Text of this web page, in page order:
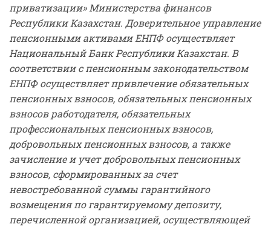
приватизации» Министерства финансов
Республики Казахстан. Доверительное управление
пенсионными активами ЕНПФ осуществляет
Национальный Банк Республики Казахстан. В
соответствии с пенсионным законодательством
ЕНПФосуществляет привлечение обязательных
пенсионных взносов, обязательных пенсионных
взносов работодателя, обязательных
профессиональных пенсионных взносов,
добровольных пенсионных взносов, а также
зачисление и учет добровольных пенсионных
взносов, сформированных за счет
невостребованной суммы гарантийного
возмещения по гарантируемому депозиту,
перечисленной организацией, осуществляющей